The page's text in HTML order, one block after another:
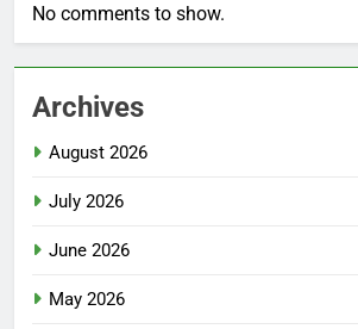
No comments to show.
Archives
August 2026
July 2026
June 2026
May 2026